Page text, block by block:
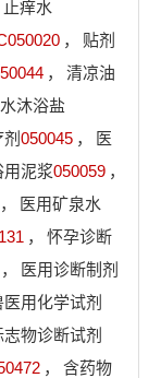
止痒水
，
贴剂
，
清凉油
沐浴盐
050045 ，
医
用泥浆050059 ，
，
医用矿泉水
，
怀孕诊断
，
医用诊断制剂
用化学试剂
物诊断试剂
，
含药物